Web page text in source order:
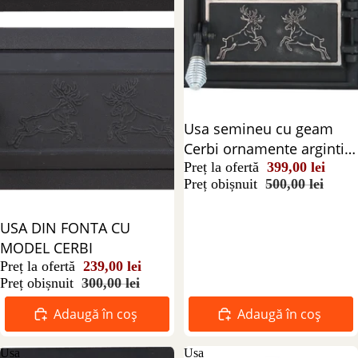
Reducere 20%
USA DIN FONTA CU
MODEL CERBI
Preț la ofertă 239,00 lei
Preț obișnuit 300,00 lei
Adaugă în coș
Reducere 20%
Usa semineu cu geam
Cerbi ornamente argintii
555x345 mm
Preț la ofertă 399,00 lei
Preț obișnuit 500,00 lei
Adaugă în coș
Usa
Usa